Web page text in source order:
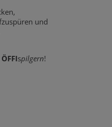
und
ÖFFIspilgern!